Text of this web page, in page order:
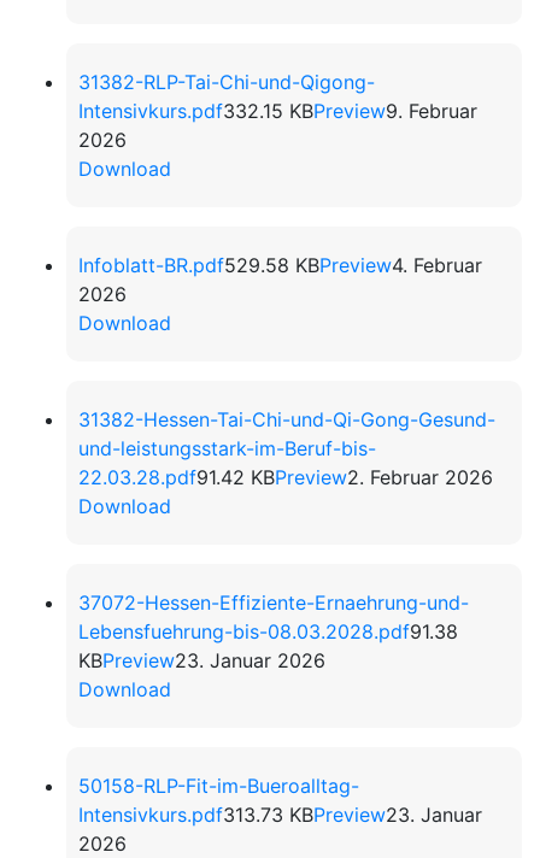
31382-RLP-Tai-Chi-und-Qigong-
Intensivkurs.pdf332.15 KBPreview9. Februar
2026
Download
Infoblatt-BR.pdf529.58 KBPreview4. Februar
2026
Download
31382-Hessen-Tai-Chi-und-Qi-Gong-Gesund-
und-leistungsstark-im-Beruf-bis-
22.03.28.pdf91.42 KBPreview2. Februar 2026
Download
37072-Hessen-Effiziente-Ernaehrung-und-
Lebensfuehrung-bis-08.03.2028.pdf91.38
KBPreview23. Januar 2026
Download
50158-RLP-Fit-im-Bueroalltag-
Intensivkurs.pdf313.73 KBPreview23. Januar
2026